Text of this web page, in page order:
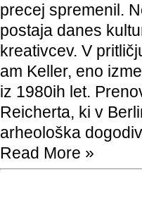
precej spremenil.
postaja danes
kreativcev. V
am Keller, eno
iz 1980ih let.
Reicherta, ki v
arheološka
Read More »